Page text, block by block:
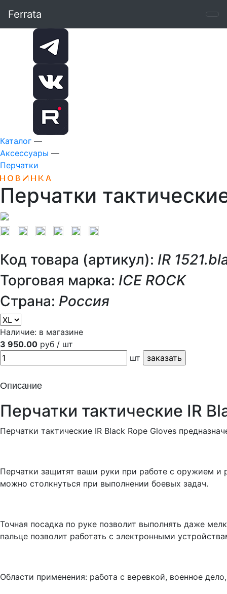
Ferrata
Каталог —
Аксессуары —
Перчатки
Перчатки
Код товара (артикул): IR
Торговая марка: ICE ROCK
Страна: Россия
Наличие: в магазине
3 950.00 руб / шт
шт
Описание
Перчатки тактические IR
Перчатки тактические IR Black Rope Gloves
Перчатки защитят ваши руки при работе с оружием
можно столкнуться при выполнении боевых задач.
Точная посадка по руке позволит выполнять даже
пальце позволит работать с электронными
Области применения: работа с веревкой, военное